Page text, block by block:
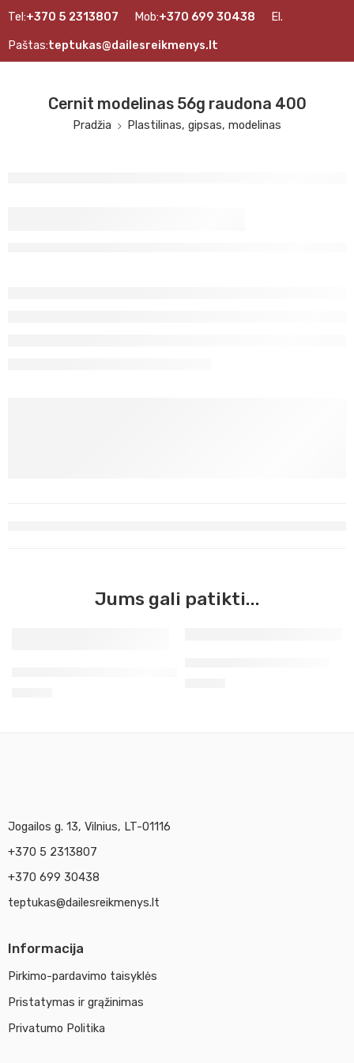
Tel:+370 5 2313807 Mob:+370 699 30438 El.
Paštas:teptukas@dailesreikmenys.lt
Cernit modelinas 56g raudona 400
Pradžia Plastilinas, gipsas, modelinas
Jums gali patikti...
Jogailos g. 13, Vilnius, LT-01116
+370 5 2313807
+370 699 30438
teptukas@dailesreikmenys.lt
Informacija
Pirkimo-pardavimo taisyklės
Pristatymas ir grąžinimas
Privatumo Politika